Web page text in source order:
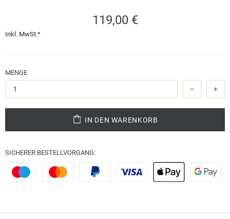
119,00 €
Inkl. MwSt.*
MENGE
IN DEN WARENKORB
SICHERER BESTELLVORGANG: